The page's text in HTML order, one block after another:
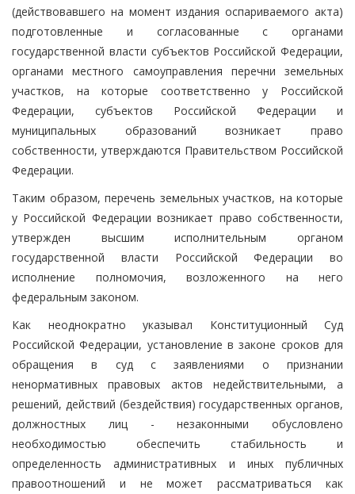
(действовавшего на момент издания оспариваемого акта)
подготовленные и согласованные с органами
государственной власти субъектов Российской Федерации,
органами местного самоуправления перечни земельных
участков, на которые соответственно у Российской
Федерации, субъектов Российской Федерации и
муниципальных образований возникает право
собственности, утверждаются Правительством Российской
Федерации.
Таким образом, перечень земельных участков, на которые
у Российской Федерации возникает право собственности,
утвержден высшим исполнительным органом
государственной власти Российской Федерации во
исполнение полномочия, возложенного на него
федеральным законом.
Как неоднократно указывал Конституционный Суд
Российской Федерации, установление в законе сроков для
обращения в суд с заявлениями о признании
ненормативных правовых актов недействительными, а
решений, действий (бездействия) государственных органов,
должностных лиц - незаконными обусловлено
необходимостью обеспечить стабильность и
определенность административных и иных публичных
правоотношений и не может рассматриваться как